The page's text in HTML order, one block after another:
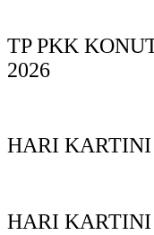
TP PKK
2026
HARI
HARI